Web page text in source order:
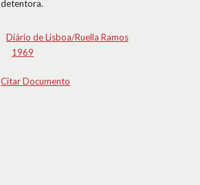
detentora.
Diário de Lisboa/Ruella Ramos
1969
Citar Documento